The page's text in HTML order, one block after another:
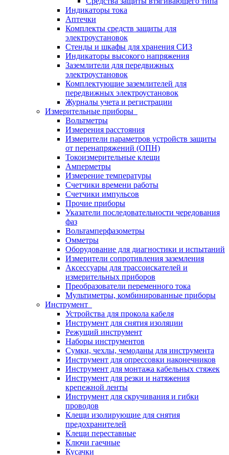
Индикаторы тока
Аптечки
Комплекты средств защиты для
электроустановок
Стенды и шкафы для хранения СИЗ
Индикаторы высокого напряжения
Заземлители для передвижных
электроустановок
Комплектующие заземлителей для
передвижных электроустановок
Журналы учета и регистрации
Измерительные приборы
Вольтметры
Измерения расстояния
Измерители параметров устройств защиты
от перенапряжений (ОПН)
Токоизмерительные клещи
Амперметры
Измерение температуры
Счетчики времени работы
Счетчики импульсов
Прочие приборы
Указатели последовательности чередования
фаз
Вольтамперфазометры
Омметры
Оборудование для диагностики и испытаний
Измерители сопротивления заземления
Аксессуары для трассоискателей и
измерительных приборов
Преобразователи переменного тока
Мультиметры, комбинированные приборы
Инструмент
Устройства для прокола кабеля
Инструмент для снятия изоляции
Режущий инструмент
Наборы инструментов
Сумки, чехлы, чемоданы для инструмента
Инструмент для опрессовки наконечников
Инструмент для монтажа кабельных стяжек
Инструмент для резки и натяжения
крепежной ленты
Инструмент для скручивания и гибки
проводов
Клещи изолирующие для снятия
предохранителей
Клещи переставные
Ключи гаечные
Кусачки